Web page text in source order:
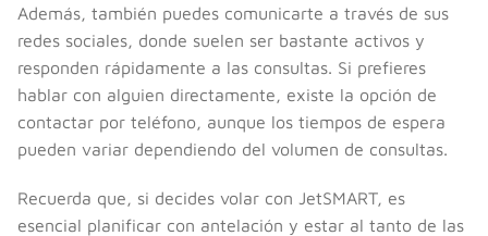
Además, también puedes comunicarte a través de sus
redes sociales, donde suelen ser bastante activos y
responden rápidamente a las consultas. Si prefieres
hablar con alguien directamente, existe la opción de
contactar por teléfono, aunque los tiempos de espera
pueden variar dependiendo del volumen de consultas.
Recuerda que, si decides volar con JetSMART, es
esencial planificar con antelación y estar al tanto de las